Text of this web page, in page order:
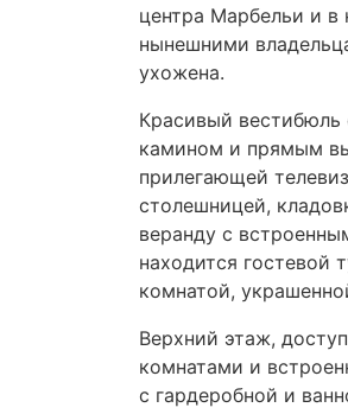
центра Марбельи и
нынешними
ухожена.
Красивый
камином и прямым
прилегающей
столешницей,
веранду с
находится гостевой
комнатой,
Верхний этаж,
комнатами и
с гардеробной и